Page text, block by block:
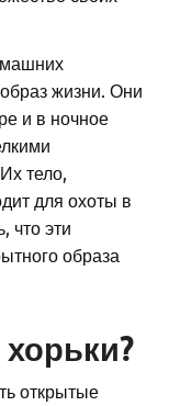
жизни. Они
и в ночное
тело,
для охоты в
что эти
образа
открытые